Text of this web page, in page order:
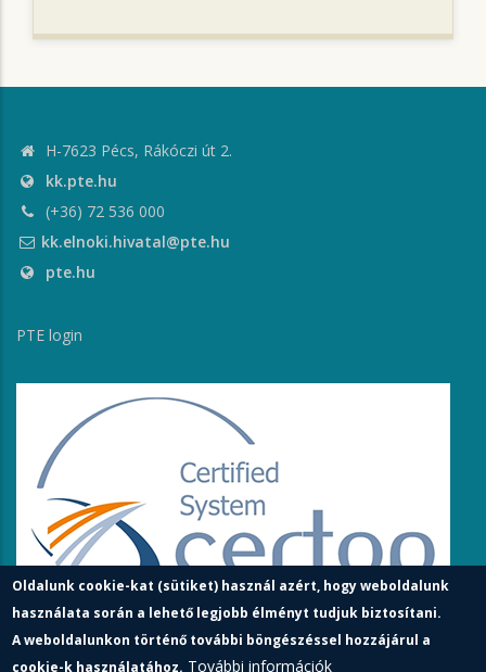
H-7623 Pécs, Rákóczi út 2.
kk.pte.hu
(+36) 72 536 000
kk.elnoki.hivatal@pte.hu
pte.hu
PTE login
Oldalunk cookie-kat (sütiket) használ azért, hogy weboldalunk
használata során a lehető legjobb élményt tudjuk biztosítani.
A weboldalunkon történő további böngészéssel hozzájárul a
cookie-k használatához. További információk